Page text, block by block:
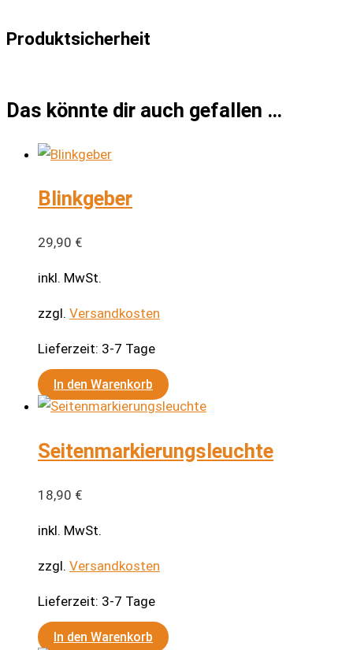
Produktsicherheit
Das könnte dir auch gefallen …
Blinkgeber
29,90 €
inkl. MwSt.
zzgl. Versandkosten
Lieferzeit: 3-7 Tage
In den Warenkorb
Seitenmarkierungsleuchte
18,90 €
inkl. MwSt.
zzgl. Versandkosten
Lieferzeit: 3-7 Tage
In den Warenkorb